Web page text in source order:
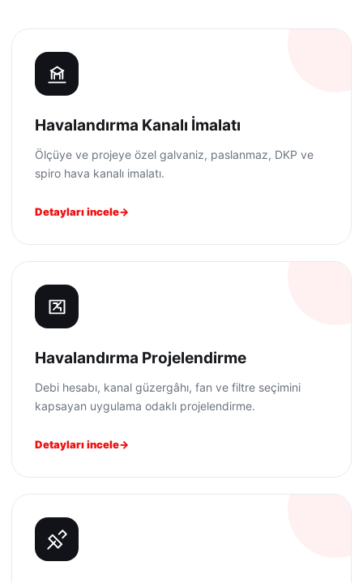
Havalandırma Kanalı İmalatı
Ölçüye ve projeye özel galvaniz, paslanmaz, DKP ve
spiro hava kanalı imalatı.
Detayları incele
Havalandırma Projelendirme
Debi hesabı, kanal güzergâhı, fan ve filtre seçimini
kapsayan uygulama odaklı projelendirme.
Detayları incele